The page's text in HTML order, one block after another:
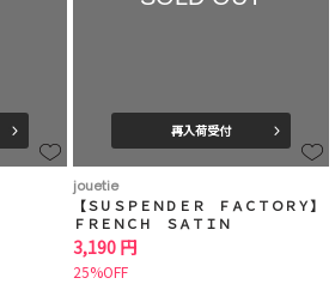
再入荷受付
jouetie
【ＳＵＳＰＥＮＤＥＲ ＦＡＣＴＯＲＹ】
ＦＲＥＮＣＨ ＳＡＴＩＮ
3,190 円
25%OFF